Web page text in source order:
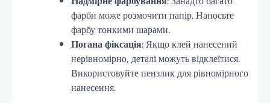
фарби може розмочити папір. Наносьте
фарбу тонкими шарами.
Погана фіксація: Якщо клей нанесений
нерівномірно, деталі можуть відклеїтися.
Використовуйте пензлик для рівномірного
нанесення.